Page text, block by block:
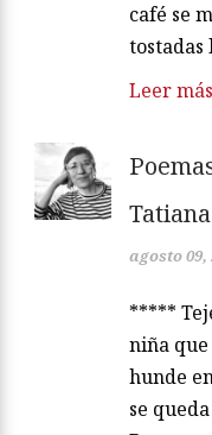
café se
tostadas
Leer más
agosto 09,
*****
niña
hunde
se